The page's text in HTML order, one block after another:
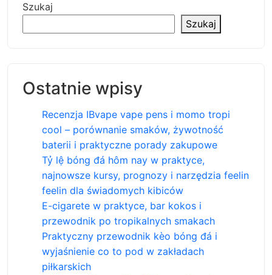
Szukaj
Szukaj
Ostatnie wpisy
Recenzja IBvape vape pens i momo tropi
cool – porównanie smaków, żywotność
baterii i praktyczne porady zakupowe
Tỷ lệ bóng đá hôm nay w praktyce,
najnowsze kursy, prognozy i narzędzia feelin
feelin dla świadomych kibiców
E-cigarete w praktyce, bar kokos i
przewodnik po tropikalnych smakach
Praktyczny przewodnik kèo bóng đá i
wyjaśnienie co to pod w zakładach
piłkarskich